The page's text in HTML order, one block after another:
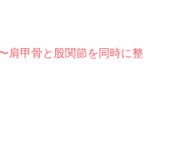
肩甲骨と股関節を同時に整